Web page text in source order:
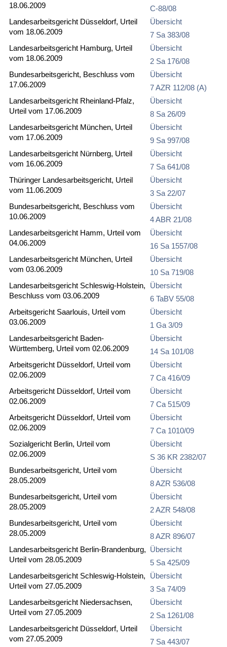
18.06.2009
C-88/08
Landesarbeitsgericht Düsseldorf, Urteil
vom 18.06.2009
Übersicht
7 Sa 383/08
Landesarbeitsgericht Hamburg, Urteil
vom 18.06.2009
Übersicht
2 Sa 176/08
Bundesarbeitsgericht, Beschluss vom
17.06.2009
Übersicht
7 AZR 112/08 (A)
Landesarbeitsgericht Rheinland-Pfalz,
Urteil vom 17.06.2009
Übersicht
8 Sa 26/09
Landesarbeitsgericht München, Urteil
vom 17.06.2009
Übersicht
9 Sa 997/08
Landesarbeitsgericht Nürnberg, Urteil
vom 16.06.2009
Übersicht
7 Sa 641/08
Thüringer Landesarbeitsgericht, Urteil
vom 11.06.2009
Übersicht
3 Sa 22/07
Bundesarbeitsgericht, Beschluss vom
10.06.2009
Übersicht
4 ABR 21/08
Landesarbeitsgericht Hamm, Urteil vom
04.06.2009
Übersicht
16 Sa 1557/08
Landesarbeitsgericht München, Urteil
vom 03.06.2009
Übersicht
10 Sa 719/08
Landesarbeitsgericht Schleswig-Holstein,
Beschluss vom 03.06.2009
Übersicht
6 TaBV 55/08
Arbeitsgericht Saarlouis, Urteil vom
03.06.2009
Übersicht
1 Ga 3/09
Landesarbeitsgericht Baden-
Württemberg, Urteil vom 02.06.2009
Übersicht
14 Sa 101/08
Arbeitsgericht Düsseldorf, Urteil vom
02.06.2009
Übersicht
7 Ca 416/09
Arbeitsgericht Düsseldorf, Urteil vom
02.06.2009
Übersicht
7 Ca 515/09
Arbeitsgericht Düsseldorf, Urteil vom
02.06.2009
Übersicht
7 Ca 1010/09
Sozialgericht Berlin, Urteil vom
02.06.2009
Übersicht
S 36 KR 2382/07
Bundesarbeitsgericht, Urteil vom
28.05.2009
Übersicht
8 AZR 536/08
Bundesarbeitsgericht, Urteil vom
28.05.2009
Übersicht
2 AZR 548/08
Bundesarbeitsgericht, Urteil vom
28.05.2009
Übersicht
8 AZR 896/07
Landesarbeitsgericht Berlin-Brandenburg,
Urteil vom 28.05.2009
Übersicht
5 Sa 425/09
Landesarbeitsgericht Schleswig-Holstein,
Urteil vom 27.05.2009
Übersicht
3 Sa 74/09
Landesarbeitsgericht Niedersachsen,
Urteil vom 27.05.2009
Übersicht
2 Sa 1261/08
Landesarbeitsgericht Düsseldorf, Urteil
vom 27.05.2009
Übersicht
7 Sa 443/07